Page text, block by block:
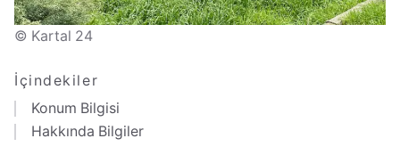
© Kartal 24
İçindekiler
Konum Bilgisi
Hakkında Bilgiler